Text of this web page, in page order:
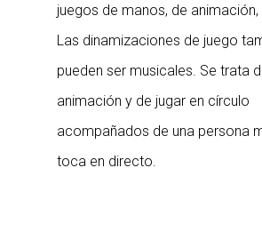
juegos de manos, de animación,
Las dinamizaciones de juego
pueden ser musicales. Se trata
animación y de jugar en círculo
acompañados de una persona
toca en directo.